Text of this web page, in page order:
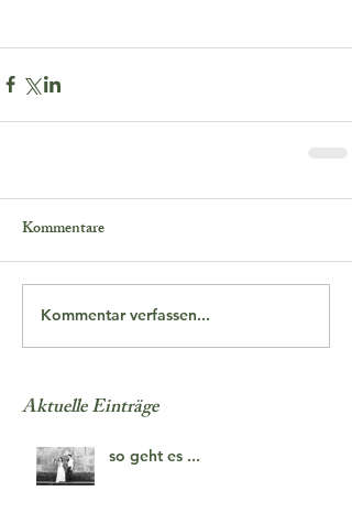
Kommentare
Kommentar verfassen...
Aktuelle Einträge
so geht es ...